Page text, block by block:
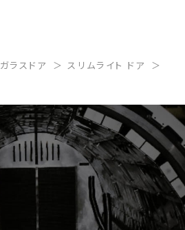
ガラスドア
スリムライト ドア